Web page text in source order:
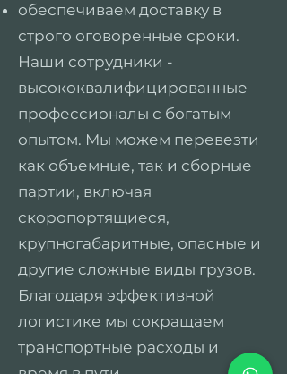
обеспечиваем доставку в
строго оговоренные сроки.
Наши сотрудники -
высококвалифицированные
профессионалы с богатым
опытом. Мы можем перевезти
как объемные, так и сборные
партии, включая
скоропортящиеся,
крупногабаритные, опасные и
другие сложные виды грузов.
Благодаря эффективной
логистике мы сокращаем
транспортные расходы и